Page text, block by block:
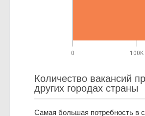
0 100K
Количество вакансий
других городах страны
Самая большая потребность в